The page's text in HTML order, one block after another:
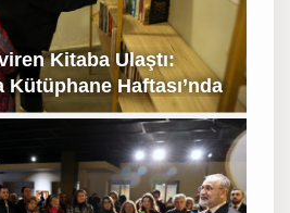
Kitaba Ulaştı:
Kütüphane Haftası’nda
etkinlik